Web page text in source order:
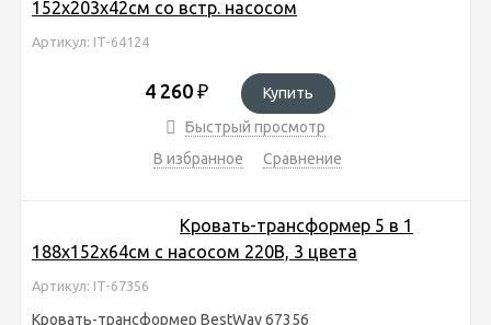
152х203х42см со встр. насосом
Артикул: IT-64124
4 260 ₽
Купить
Быстрый просмотр
В избранное
Сравнение
Кровать-трансформер 5 в 1
188х152х64см с насосом 220В, 3 цвета
Артикул: IT-67356
Кровать-трансформер BestWay 67356